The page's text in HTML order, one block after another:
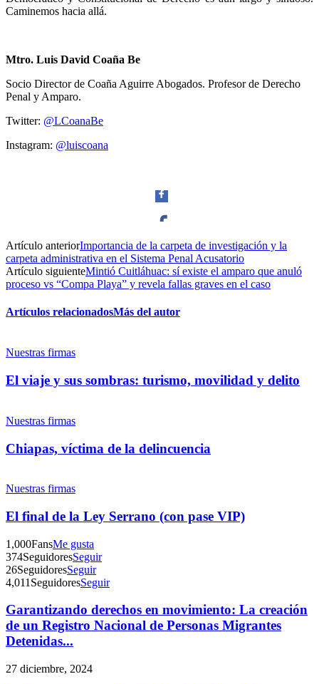
Caminemos hacia allá.
Mtro. Luis David Coaña Be
Socio Director de Coaña Aguirre Abogados. Profesor de Derecho
Penal y Amparo.
Twitter: @LCoanaBe
Instagram: @luiscoana
Facebook
Linkedin
Artículo anteriorImportancia de la carpeta de investigación y la
carpeta administrativa en el Sistema Penal Acusatorio
Artículo siguienteMintió Cuitláhuac: sí existe el amparo que anuló
proceso vs “Compa Playa” y revela fallas graves en el caso
Artículos relacionadosMás del autor
Nuestras firmas
El viaje y sus sombras: turismo, movilidad y delito
Nuestras firmas
Chiapas, víctima de la delincuencia
Nuestras firmas
El final de la Ley Serrano (con pase VIP)
1,000FansMe gusta
374SeguidoresSeguir
26SeguidoresSeguir
4,011 SeguidoresSeguir
Garantizando derechos en movimiento: La creación
de un Registro Nacional de Personas Migrantes
Detenidas...
27 diciembre, 2024